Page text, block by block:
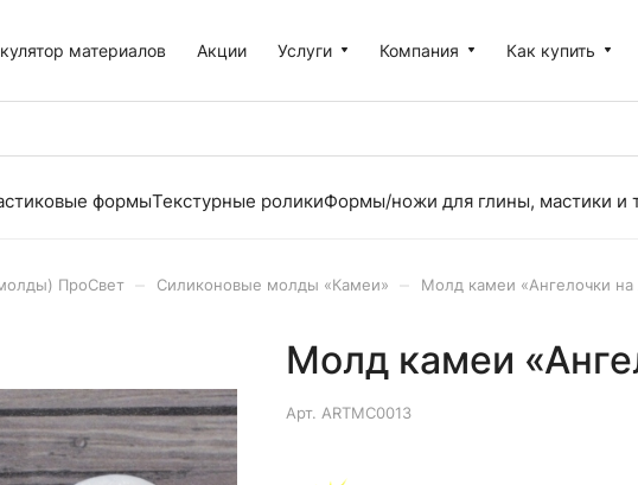
материалов Акции Услуги Компания Как купить
формыТекстурные роликиФормы/ножи для глины, мастики и
ПроСвет Силиконовые молды «Камеи» Молд камеи «Ангелочки на
Молд камеи
Арт. ARTMC0013